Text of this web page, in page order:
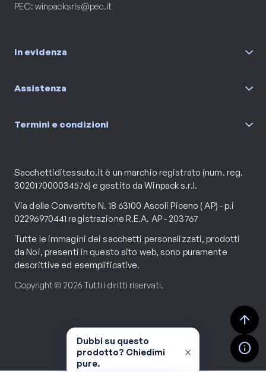
PEC: winpacksrls@pec.it
In evidenza
Assistenza
Termini e condizioni
Sacchettiditessuto.it è un marchio registrato (num. reg.
302017000034576) e gestito da Winpack s.r.l.
Via delle Convertite N. 18 63100 Ascoli Piceno ( AP) - p.i
02296970441 registrazione R.E.A. AP - 203767
Tutte le immagini dei sacchetti personalizzati, prodotti
da Noi, presenti in questo sito web, sono puramente
descrittive ed esemplificative.
Copyright © 2026 Tutti i diritti riservati.
arrow_upward
info
Dubbi su questo
prodotto? Chiedimi
pure.
×